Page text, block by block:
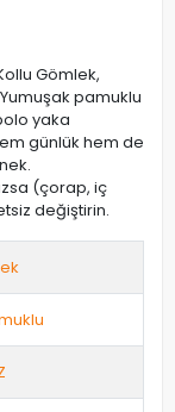
Gömlek,
Yumuşak pamuklu
yaka
günlük hem de
(çorap, iç
değiştirin.